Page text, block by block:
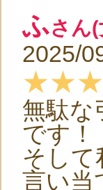
ふさん
2025/
無駄な
です！
そして
言い当